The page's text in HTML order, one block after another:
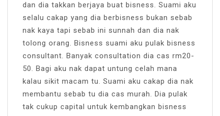
dan dia takkan berjaya buat bisness. Suami aku
selalu cakap yang dia berbisness bukan sebab
nak kaya tapi sebab ini sunnah dan dia nak
tolong orang. Bisness suami aku pulak bisness
consultant. Banyak consultation dia cas rm20-
50. Bagi aku nak dapat untung celah mana
kalau sikit macam tu. Suami aku cakap dia nak
membantu sebab tu dia cas murah. Dia pulak
tak cukup capital untuk kembangkan bisness